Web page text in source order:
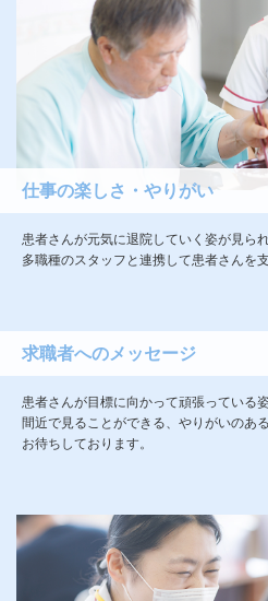
仕事の楽しさ・やりがい
患者さんが元気に退院していく姿が見ら
多職種のスタッフと連携して患者さんを
求職者へのメッセージ
患者さんが目標に向かって頑張っている
間近で見ることができる、やりがいのあ
お待ちしております。